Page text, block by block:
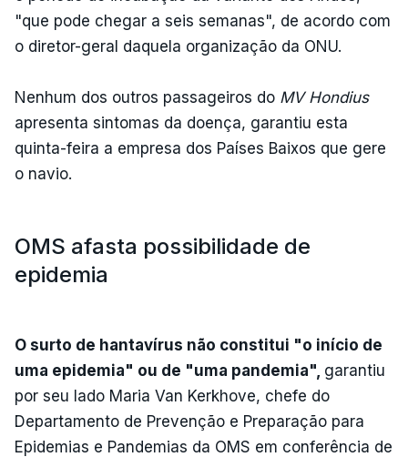
"que pode chegar a seis semanas", de acordo com
o diretor-geral daquela organização da ONU.
Nenhum dos outros passageiros do MV Hondius
apresenta sintomas da doença, garantiu esta
quinta-feira a empresa dos Países Baixos que gere
o navio.
OMS afasta possibilidade de
epidemia
O surto de hantavírus não constitui "o início de
uma epidemia" ou de "uma pandemia", garantiu
por seu lado Maria Van Kerkhove, chefe do
Departamento de Prevenção e Preparação para
Epidemias e Pandemias da OMS em conferência de